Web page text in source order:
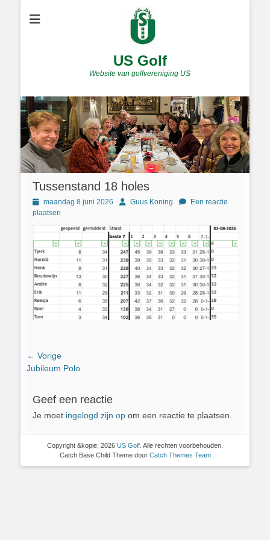
US Golf
Website van golfvereniging US
Tussenstand 18 holes
Geplaatst
op
maandag 8 juni 2026 AuthorGuus Koning
Een reactie
plaatsen
Bericht
navigatie
← Vorige
Vorig
Jubileum Polo
Geef een reactie
Je moet ingelogd zijn op om een reactie te plaatsen.
Copyright &kopie; 2026 US Golf . Alle rechten voorbehouden.
Catch Base Child Theme door Catch Themes Team